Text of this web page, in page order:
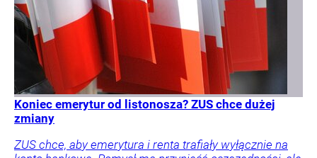
Koniec emerytur od listonosza? ZUS chce dużej
zmiany
ZUS chce, aby emerytura i renta trafiały wyłącznie na